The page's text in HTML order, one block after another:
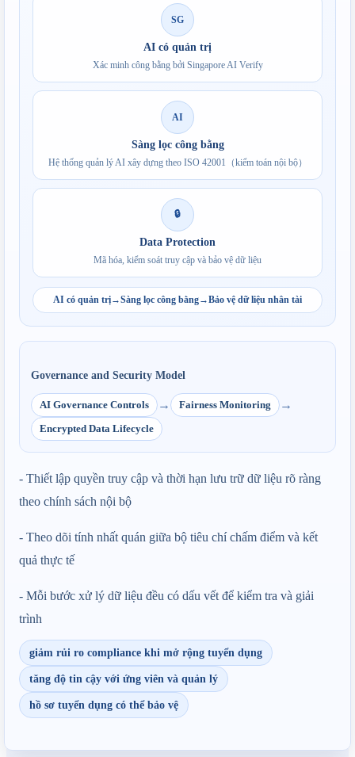
SG
AI có quản trị
Xác minh công bằng bởi Singapore AI Verify
AI
Sàng lọc công bằng
Hệ thống quản lý AI xây dựng theo ISO 42001（kiểm toán nội bộ）
🔒
Data Protection
Mã hóa, kiểm soát truy cập và bảo vệ dữ liệu
AI có quản trị→Sàng lọc công bằng→Bảo vệ dữ liệu nhân tài
Governance and Security Model
AI Governance Controls → Fairness Monitoring →
Encrypted Data Lifecycle
- Thiết lập quyền truy cập và thời hạn lưu trữ dữ liệu rõ ràng
theo chính sách nội bộ
- Theo dõi tính nhất quán giữa bộ tiêu chí chấm điểm và kết
quả thực tế
- Mỗi bước xử lý dữ liệu đều có dấu vết để kiểm tra và giải
trình
giảm rủi ro compliance khi mở rộng tuyển dụng
tăng độ tin cậy với ứng viên và quản lý
hồ sơ tuyển dụng có thể bảo vệ